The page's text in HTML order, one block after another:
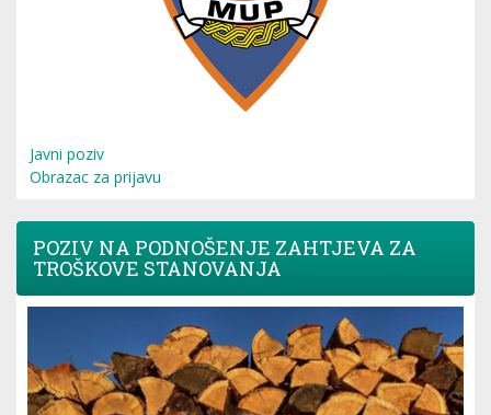
Javni poziv
Obrazac za prijavu
POZIV NA PODNOŠENJE ZAHTJEVA ZA
TROŠKOVE STANOVANJA